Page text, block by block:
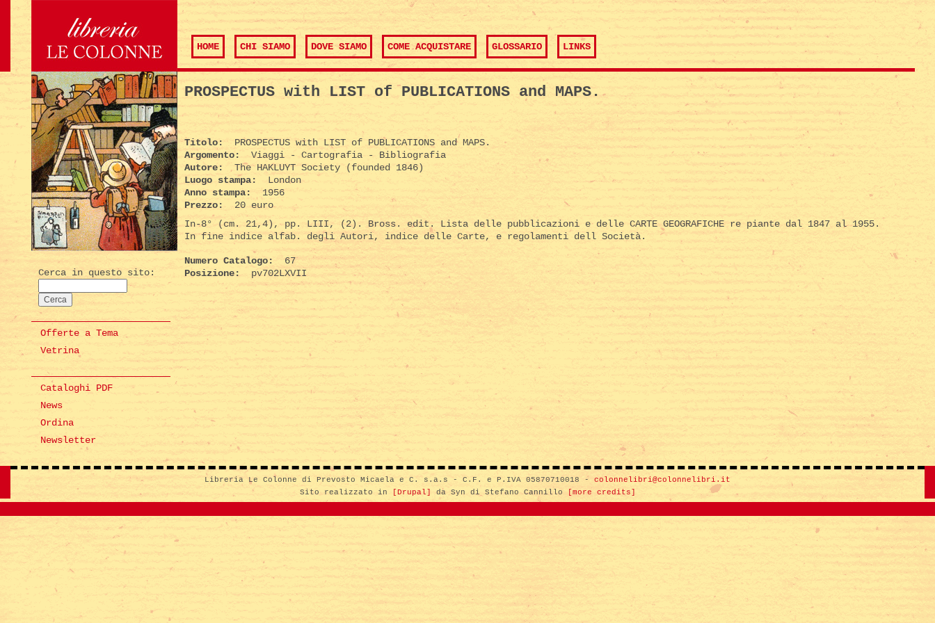
HOME CHI SIAMO DOVE SIAMO COME ACQUISTARE GLOSSARIO LINKS
Cerca in questo sito:
Offerte a Tema
Vetrina
Cataloghi PDF
News
Ordina
Newsletter
PROSPECTUS with LIST of PUBLICATIONS and MAPS.
Titolo:
PROSPECTUS with LIST of PUBLICATIONS and MAPS.
Argomento:
Viaggi - Cartografia - Bibliografia
Autore:
The HAKLUYT Society (founded 1846)
Luogo stampa:
London
Anno stampa:
1956
Prezzo:
20 euro
In-8° (cm. 21,4), pp. LIII, (2). Bross. edit. Lista delle pubblicazioni e delle CARTE GEOGRAFICHE re piante dal 1847 al 1955.
In fine indice alfab. degli Autori, indice delle Carte, e regolamenti dell Società.
Numero Catalogo:
67
Posizione:
pv702LXVII
Libreria Le Colonne di Prevosto Micaela e C. s.a.s - C.F. e P.IVA 05870710018 - colonnelibri@colonnelibri.it
Sito realizzato in
[Drupal] da Syn di Stefano Cannillo [more credits]